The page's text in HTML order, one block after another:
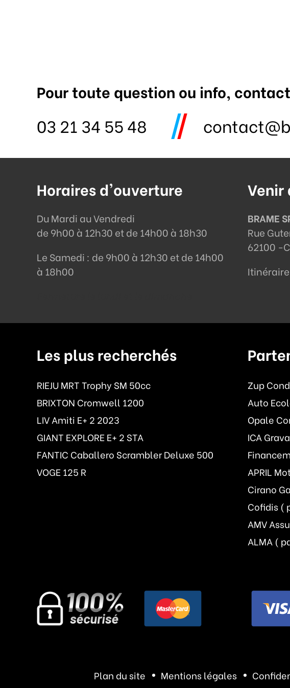
Pour toute question ou info,
03 21 34 55 48
Horaires d'ouverture
Du Mardi au Vendredi
de 9h00 à 12h30 et de 14h00 à 18h30
Le Samedi : de 9h00 à 12h30 et de 14h00
à 18h00
Venir
BRAME
Rue
62100 -
Itinéraire
Les plus recherchés
RIEJU MRT Trophy SM 50cc
BRIXTON Cromwell 1200
LIV Amiti E+ 2 2023
GIANT EXPLORE E+ 2 STA
FANTIC Caballero Scrambler Deluxe 500
VOGE 125 R
Zup
Auto
Opale
ICA
APRIL
Cirano
Cofidis (
AMV
ALMA (
Plan du site Mentions légales